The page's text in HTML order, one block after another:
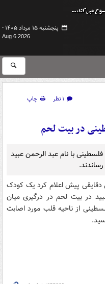
پنجشنبه ۱۵ مرداد ۱۴۰۵ -
Aug 6 2026
۱ نظر
چاپ
در بیت لحم
یک کودک 13 ساله فلسطینی با نام عبد الرحمن عبید
دقایقی پیش اعلام کرد یک کودک
در بیت لحم در درگیری میان
از ناحیه قلب مورد اصابت